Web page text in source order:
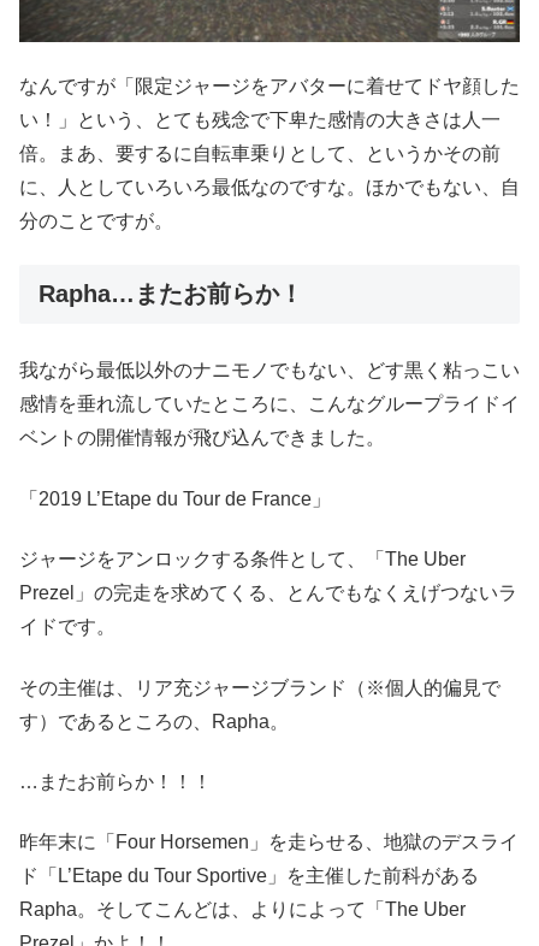
なんですが「限定ジャージをアバターに着せてドヤ顔した
い！」という、とても残念で下卑た感情の大きさは人一
倍。まあ、要するに自転車乗りとして、というかその前
に、人としていろいろ最低なのですな。ほかでもない、自
分のことですが。
Rapha…またお前らか！
我ながら最低以外のナニモノでもない、どす黒く粘っこい
感情を垂れ流していたところに、こんなグループライドイ
ベントの開催情報が飛び込んできました。
「2019 L’Etape du Tour de France」
ジャージをアンロックする条件として、「The Uber
Prezel」の完走を求めてくる、とんでもなくえげつないラ
イドです。
その主催は、リア充ジャージブランド（※個人的偏見で
す）であるところの、Rapha。
…またお前らか！！！
昨年末に「Four Horsemen」を走らせる、地獄のデスライ
ド「L’Etape du Tour Sportive」を主催した前科がある
Rapha。そしてこんどは、よりによって「The Uber